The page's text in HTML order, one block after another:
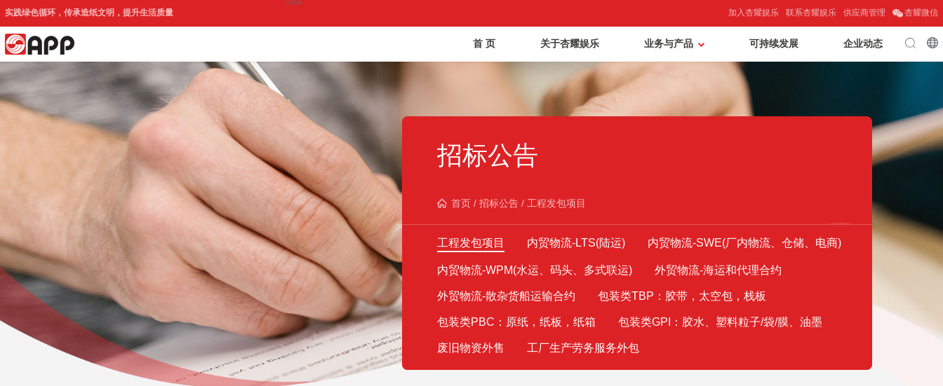
实践绿色循环，传承造纸文明，提升生活质量
印尼官网
杏耀微信
供应商管理
联系杏耀娱乐
加入杏耀娱乐
企业动态
可持续发展
业务与产品
关于杏耀娱乐
首 页
招标公告
首页 /招标公告 / 工程发包项目
工程发包项目 内贸物流-LTS(陆运) 内贸物流-SWE(厂内物流、仓储、电商)
内贸物流-WPM(水运、码头、多式联运) 外贸物流-海运和代理合约
外贸物流-散杂货船运输合约 包装类TBP：胶带，太空包，栈板
包装类PBC：原纸，纸板，纸箱 包装类GPI：胶水、塑料粒子/袋/膜、油墨
废旧物资外售 工厂生产劳务服务外包